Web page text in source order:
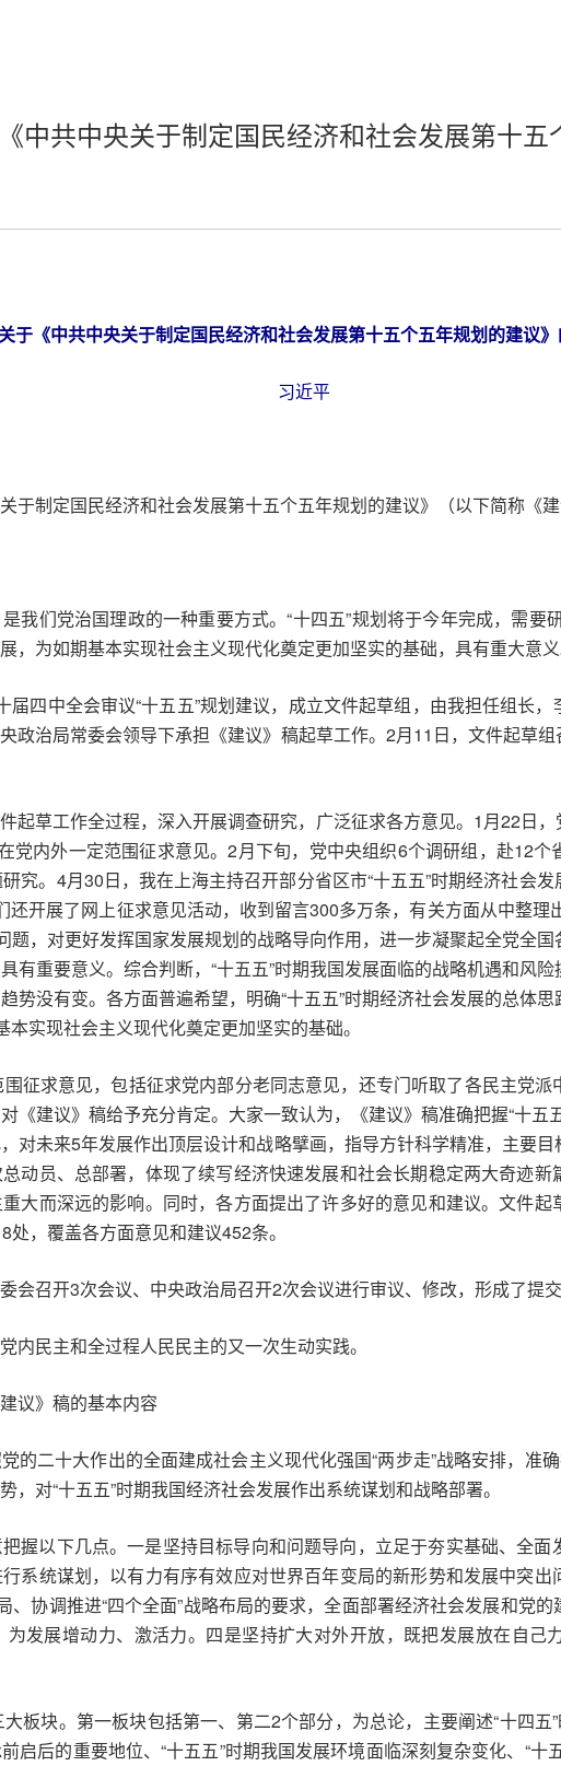
中共中央关于制定国民经济和社会发展第十
关于《中共中央关于制定国民经济和社会发展第十五个五年规划的建议
习近平
于制定国民经济和社会发展第十五个五年规划的建议》（以下简称《
我们党治国理政的一种重要方式。“十四五”规划将于今年完成，需要
，为如期基本实现社会主义现代化奠定更加坚实的基础，具有重大意义
四中全会审议“十五五”规划建议，成立文件起草组，由我担任组长
政治局常委会领导下承担《建议》稿起草工作。2月11日，文件起草
起草工作全过程，深入开展调查研究，广泛征求各方意见。1月22日
党内外一定范围征求意见。2月下旬，党中央组织6个调研组，赴12
究。4月30日，我在上海主持召开部分省区市“十五五”时期经济社会
开展了网上征求意见活动，收到留言300多万条，有关方面从中整
题，对更好发挥国家发展规划的战略导向作用，进一步凝聚起全党全
有重要意义。综合判断，“十五五”时期我国发展面临的战略机遇和风
势没有变。各方面普遍希望，明确“十五五”时期经济社会发展的总体
实现社会主义现代化奠定更加坚实的基础。
征求意见，包括征求党内部分老同志意见，还专门听取了各民主党
《建议》稿给予充分肯定。大家一致认为，《建议》稿准确把握“十五
对未来5年发展作出顶层设计和战略擘画，指导方针科学精准，主要
动员、总部署，体现了续写经济快速发展和社会长期稳定两大奇迹
大而深远的影响。同时，各方面提出了许多好的意见和建议。文件
，覆盖各方面意见和建议452条。
会召开3次会议、中央政治局召开2次会议进行审议、修改，形成了提
内民主和全过程人民民主的又一次生动实践。
议》稿的基本内容
的二十大作出的全面建成社会主义现代化强国“两步走”战略安排，准
对“十五五”时期我国经济社会发展作出系统谋划和战略部署。
握以下几点。一是坚持目标导向和问题导向，立足于夯实基础、全
系统谋划，以有力有序有效应对世界百年变局的新形势和发展中突
、协调推进“四个全面”战略布局的要求，全面部署经济社会发展和党
发展增动力、激活力。四是坚持扩大对外开放，既把发展放在自己
板块。第一板块包括第一、第二2个部分，为总论，主要阐述“十四五
启后的重要地位、“十五五”时期我国发展环境面临深刻复杂变化、“十